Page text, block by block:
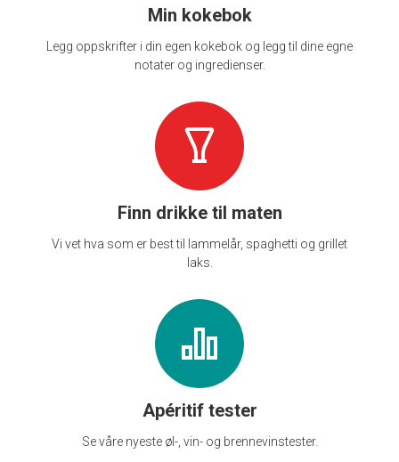
Min kokebok
Legg oppskrifter i din egen kokebok og legg til dine egne
notater og ingredienser.
Finn drikke til maten
Vi vet hva som er best til lammelår, spaghetti og grillet
laks.
Apéritif tester
Se våre nyeste øl-, vin- og brennevinstester.